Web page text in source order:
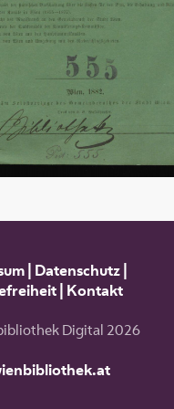
| Datenschutz|
| Kontakt
Digital 2026